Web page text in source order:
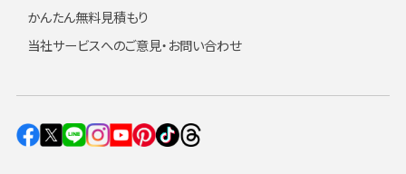
かんたん無料見積もり
当社サービスへのご意見・お問い合わせ